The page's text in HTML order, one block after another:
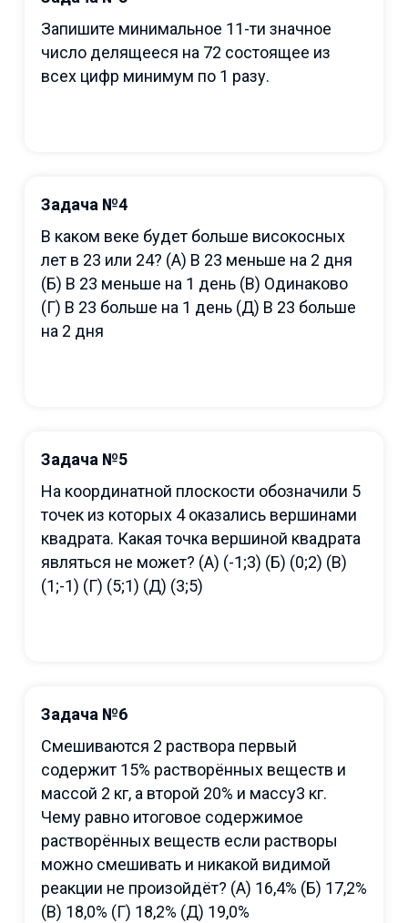
Запишите минимальное 11-ти значное
число делящееся на 72 состоящее из
всех цифр минимум по 1 разу.
Задача №4
В каком веке будет больше високосных
лет в 23 или 24? (A) В 23 меньше на 2 дня
(Б) В 23 меньше на 1 день (В) Одинаково
(Г) В 23 больше на 1 день (Д) В 23 больше
на 2 дня
Задача №5
На координатной плоскости обозначили 5
точек из которых 4 оказались вершинами
квадрата. Какая точка вершиной квадрата
являться не может? (A) (-1;3) (Б) (0;2) (В)
(1;-1) (Г) (5;1) (Д) (3;5)
Задача №6
Смешиваются 2 раствора первый
содержит 15% растворённых веществ и
массой 2 кг, а второй 20% и массу3 кг.
Чему равно итоговое содержимое
растворённых веществ если растворы
можно смешивать и никакой видимой
реакции не произойдёт? (A) 16,4% (Б) 17,2%
(В) 18,0% (Г) 18,2% (Д) 19,0%